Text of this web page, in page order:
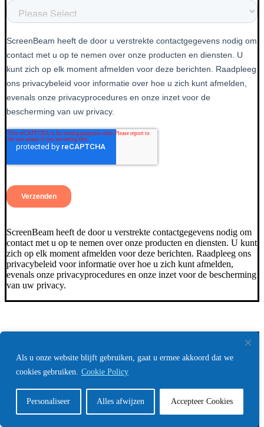
Als u onze website blijft gebruiken, gaat u ermee akkoord dat we
cookies gebruiken. Cookie Policy
Personaliseer Alles afwijzen Accepteer Cookies
ScreenBeam heeft de door u verstrekte contactgegevens nodig om
contact met u op te nemen over onze producten en diensten. U kunt
zich op elk moment afmelden voor deze berichten. Raadpleeg ons
privacybeleid voor informatie over hoe u zich kunt afmelden,
evenals onze privacyprocedures en onze inzet voor de bescherming
van uw privacy.
Over Ons ScreenBeam
Het management team
Evenementen
Nieuws